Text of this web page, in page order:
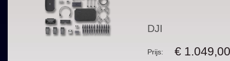
DJI
Prijs: € 1.049,00